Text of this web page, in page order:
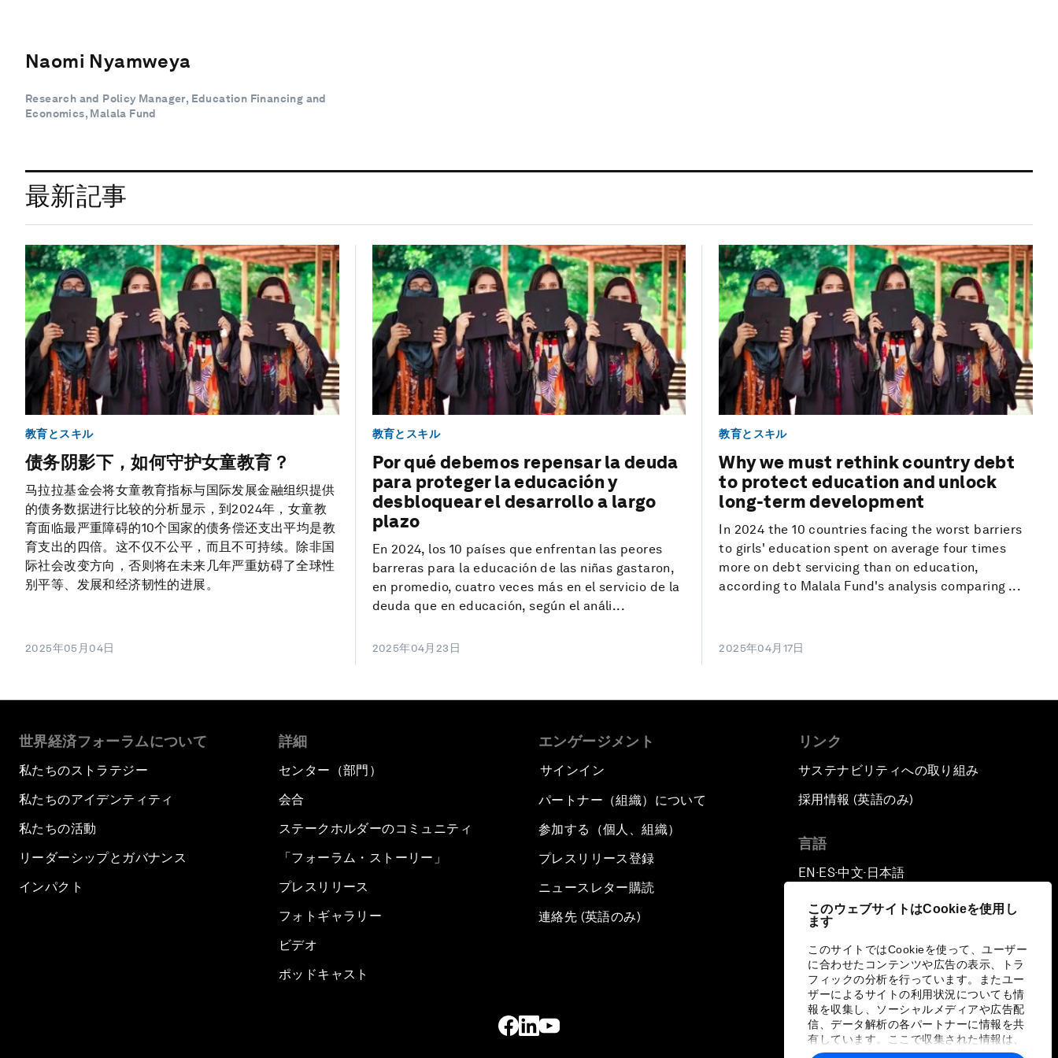
このウェブサイトはCookieを使用し
ます
このサイトではCookieを使って、ユーザー
に合わせたコンテンツや広告の表示、トラ
フィックの分析を行っています。またユー
ザーによるサイトの利用状況についても情
報を収集し、ソーシャルメディアや広告配
信、データ解析の各パートナーに情報を共
有しています。ここで収集された情報は、
ユーザーが各パートナーに提供した他の情
Naomi Nyamweya
Research and Policy Manager, Education Financing and
Economics, Malala Fund
最新記事
教育とスキル
债务阴影下，如何守护女童教育？
马拉拉基金会将女童教育指标与国际发展金融组织提供
的债务数据进行比较的分析显示，到2024年，女童教
育面临最严重障碍的10个国家的债务偿还支出平均是教
育支出的四倍。这不仅不公平，而且不可持续。除非国
际社会改变方向，否则将在未来几年严重妨碍了全球性
别平等、发展和经济韧性的进展。
2025年05月04日
教育とスキル
Por qué debemos repensar la deuda
para proteger la educación y
desbloquear el desarrollo a largo
plazo
En 2024, los 10 países que enfrentan las peores
barreras para la educación de las niñas gastaron,
en promedio, cuatro veces más en el servicio de la
deuda que en educación, según el análi...
2025年04月23日
教育とスキル
Why we must rethink country debt
to protect education and unlock
long-term development
In 2024 the 10 countries facing the worst barriers
to girls' education spent on average four times
more on debt servicing than on education,
according to Malala Fund's analysis comparing ...
2025年04月17日
世界経済フォーラムについて
私たちのストラテジー
私たちのアイデンティティ
私たちの活動
リーダーシップとガバナンス
インパクト
詳細
センター（部門）
会合
ステークホルダーのコミュニティ
「フォーラム・ストーリー」
プレスリリース
フォトギャラリー
ビデオ
ポッドキャスト
エンゲージメント
サインイン
パートナー（組織）について
参加する（個人、組織）
プレスリリース登録
ニュースレター購読
連絡先 (英語のみ)
リンク
サステナビリティへの取り組み
採用情報 (英語のみ)
言語
EN ▪ ES▪中文▪ 日本語